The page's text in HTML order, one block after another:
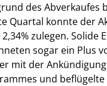
des Abverkaufes
Quartal konnte der
zulegen.
sogar ein Plus
mit der
und